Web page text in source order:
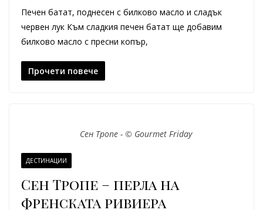
Печен батат, поднесен с билково масло и сладък
червен лук Към сладкия печен батат ще добавим
билково масло с пресни копър,
Прочети повече
Сен Тропе - © Gourmet Friday
ДЕСТИНАЦИИ
Сен Тропе – перла на
френската ривиера